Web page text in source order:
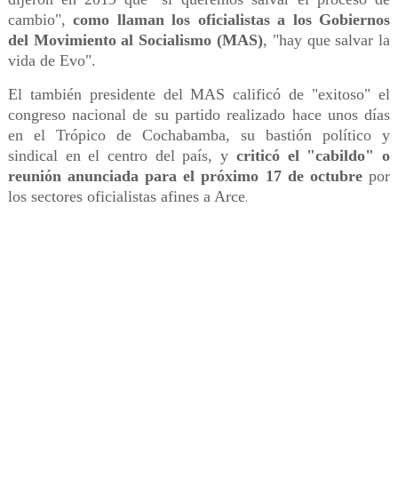
cambio",como llaman los oficialistas a los Gobiernos
del Movimiento al Socialismo (MAS), "hay que salvar la
vida de Evo".
El también presidente del MAS calificó de "exitoso" el
congreso nacional de su partido realizado hace unos días
en el Trópico de Cochabamba, su bastión político y
sindical en el centro del país, y criticó el "cabildo" o
reunión anunciada para el próximo 17 de octubrepor
los sectores oficialistas afines a Arce.